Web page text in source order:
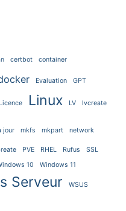
certbot container
Evaluation GPT
Licence Linux LV lvcreate
jour mkfs mkpart network
PVE RHEL Rufus
SSL
10 Windows 11
Serveur WSUS